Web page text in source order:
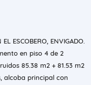
ESCOBERO, ENVIGADO.
en piso 4 de 2
85.38 m2 + 81.53 m2
alcoba principal con